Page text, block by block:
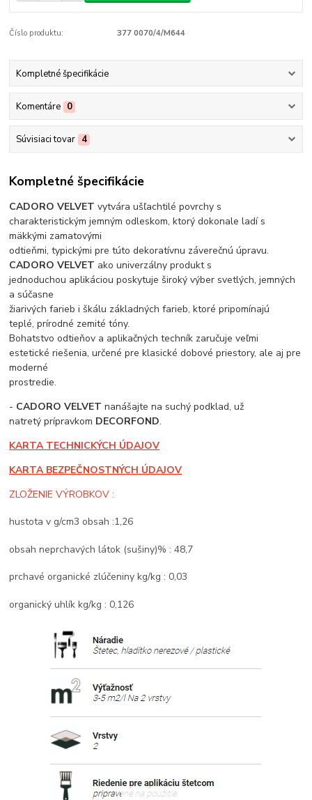
Číslo produktu: 377 0070/4/M644
Kompletné špecifikácie
Komentáre 0
Súvisiaci tovar 4
Kompletné špecifikácie
CADORO VELVET vytvára ušľachtilé povrchy s
charakteristickým jemným odleskom, ktorý dokonale ladí s
mäkkými zamatovými
odtieňmi, typickými pre túto dekoratívnu záverečnú úpravu.
CADORO VELVET ako univerzálny produkt s
jednoduchou aplikáciou poskytuje široký výber svetlých, jemných
a súčasne
žiarivých farieb i škálu základných farieb, ktoré pripomínajú
teplé, prírodné zemité tóny.
Bohatstvo odtieňov a aplikačných techník zaručuje veľmi
estetické riešenia, určené pre klasické dobové priestory, ale aj pre
moderné
prostredie.
- CADORO VELVET nanášajte na suchý podklad, už
natretý prípravkom DECORFOND.
KARTA TECHNICKÝCH ÚDAJOV
KARTA BEZPEČNOSTNÝCH ÚDAJOV
ZLOŽENIE VÝROBKOV :
hustota v g/cm3 obsah :1,26
obsah neprchavých látok (sušiny)% : 48,7
prchavé organické zlúčeniny kg/kg : 0,03
organický uhlík kg/kg : 0,126